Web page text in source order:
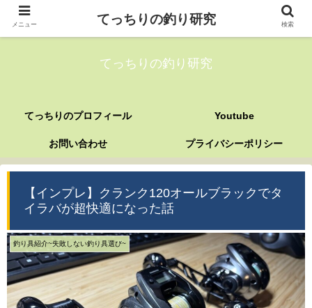
てっちりの釣り研究
てっちりのプロフィール Youtube
お問い合わせ プライバシーポリシー
【インプレ】クランク120オールブラックでタ
イラバが超快適になった話
釣り具紹介~失敗しない釣り具選び~
メニュー てっちりの釣り研究 検索